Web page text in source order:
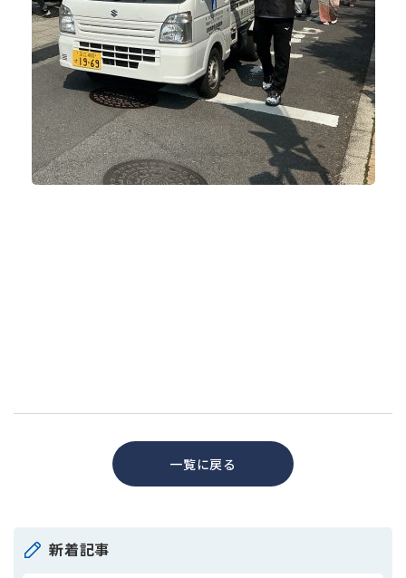
一覧に戻る
新着記事